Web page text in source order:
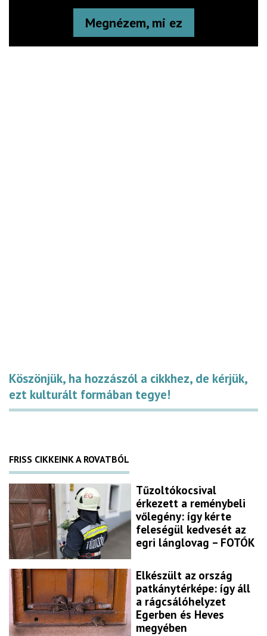
Megnézem, mi ez
Köszönjük, ha hozzászól a cikkhez, de kérjük,
ezt kulturált formában tegye!
FRISS CIKKEINK A ROVATBÓL
Tűzoltókocsival
érkezett a reménybeli
vőlegény: így kérte
feleségül kedvesét az
egri lánglovag – FOTÓK
Elkészült az ország
patkánytérképe: így áll
a rágcsálóhelyzet
Egerben és Heves
megyében